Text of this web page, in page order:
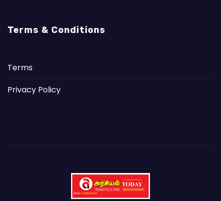
Terms & Conditions
Terms
Privacy Policy